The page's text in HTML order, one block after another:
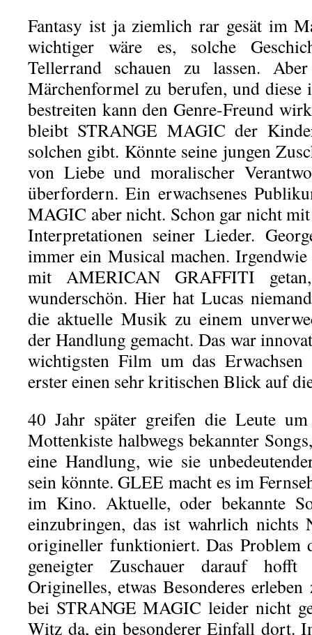
Fantasy ist ja ziemlich rar gesät im
wichtiger wäre es, solche
Tellerrand schauen zu lassen.
Märchenformel zu berufen, und diese
bestreiten kann den Genre-Freund
bleibt STRANGE MAGIC der
solchen gibt. Könnte seine jungen
von Liebe und moralischer
überfordern. Ein erwachsenes
MAGIC aber nicht. Schon gar nicht
Interpretationen seiner Lieder.
immer ein Musical machen.
mit AMERICAN GRAFFITI
wunderschön. Hier hat Lucas
die aktuelle Musik zu einem
der Handlung gemacht. Das war
wichtigsten Film um das
erster einen sehr kritischen Blick auf
40 Jahr später greifen die Leute
Mottenkiste halbwegs bekannter
eine Handlung, wie sie
sein könnte. GLEE macht es im
im Kino. Aktuelle, oder bekannte
einzubringen, das ist wahrlich nichts
origineller funktioniert. Das Problem
geneigter Zuschauer darauf hofft
Originelles, etwas Besonderes
bei STRANGE MAGIC leider nicht
Witz da, ein besonderer Einfall dort.